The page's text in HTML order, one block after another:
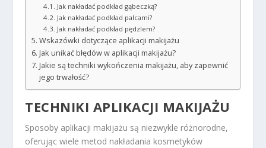
Jak nakładać podkład gąbeczką?
Jak nakładać podkład palcami?
Jak nakładać podkład pędzlem?
Wskazówki dotyczące aplikacji makijażu
Jak unikać błędów w aplikacji makijażu?
Jakie są techniki wykończenia makijażu, aby zapewnić
jego trwałość?
TECHNIKI APLIKACJI MAKIJAŻU
Sposoby aplikacji makijażu są niezwykle różnorodne,
oferując wiele metod nakładania kosmetyków